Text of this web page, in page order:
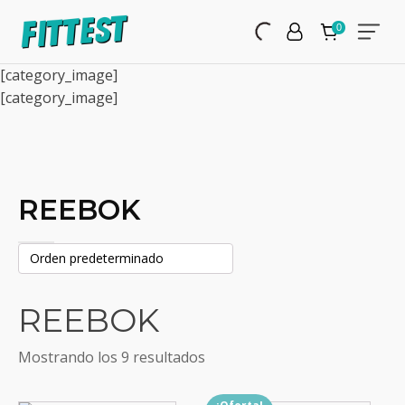
[category_image]
[category_image]
REEBOK
REEBOK
Mostrando los 9 resultados